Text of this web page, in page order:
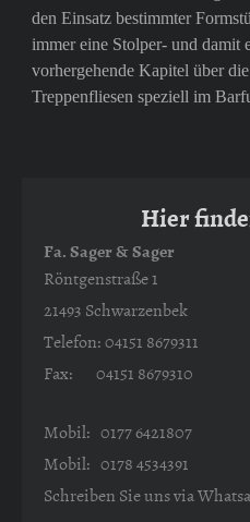
den Einsatz bestimmter
immer eine Stolper- und damit
vorhergehende Kapitel über
Treppenfliesen speziell im
Hier
Fa. Sager & Sager
Röntgenstraße 1
21493 Schwarzenbek
Telefon: 04151 8679311
Fax: 04151 8679310
Mobil: 0177 6421807
Mobil: 0178 4534391
Schreiben Sie uns via